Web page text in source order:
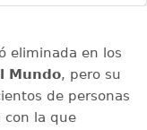
eliminada en los
Mundo, pero su
de personas
con la que